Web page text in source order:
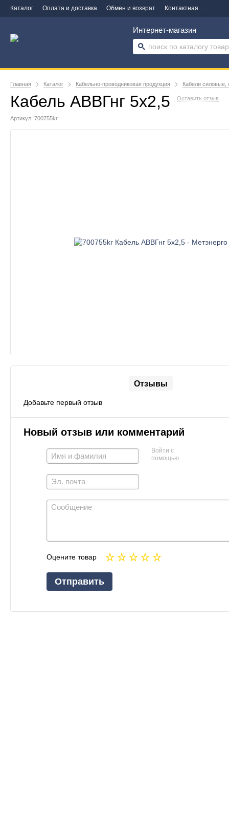
Каталог Оплата и доставка Обмен и возврат Контактная информация
Интернет-магазин
Главная Каталог Кабельно-проводниковая продукция Кабели силовые,
Кабель АВВГнг 5х2,5 Оставить отзыв
Артикул: 700755kr
Отзывы
Добавьте первый отзыв
Новый отзыв или комментарий
Войти с
помощью
Оцените товар
Отправить